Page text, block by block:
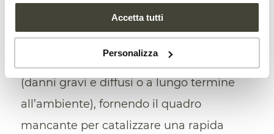
Accetta tutti
Personalizza
International e Chair di Stop
Ecocide Foundation. “Il prossimo passo
logico è quello di criminalizzare l’ecocidio
(danni gravi e diffusi o a lungo termine
all’ambiente), fornendo il quadro
mancante per catalizzare una rapida